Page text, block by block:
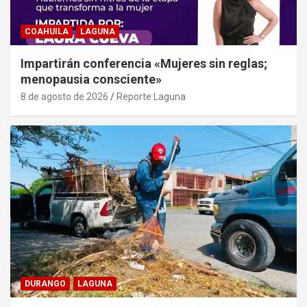
COAHUILA LAGUNA
Impartirán conferencia «Mujeres sin reglas;
menopausia consciente»
8 de agosto de 2026 Reporte Laguna
DURANGO LAGUNA